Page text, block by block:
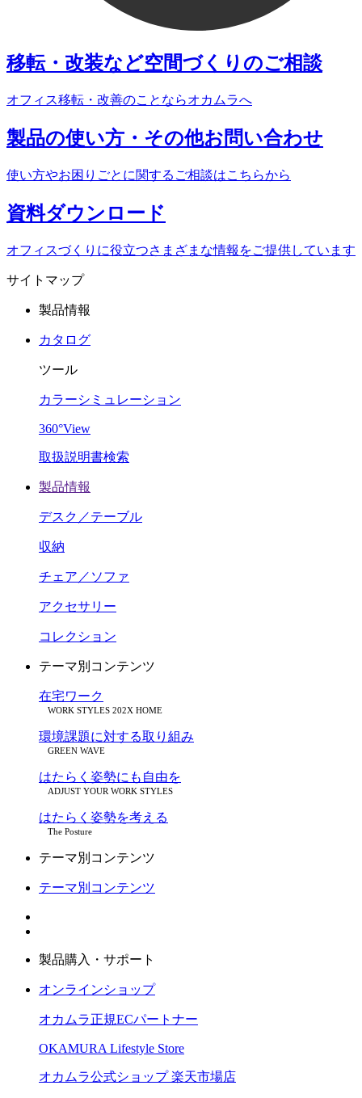
移転・改装など空間づくりのご相談
オフィス移転・改善のことならオカムラへ
製品の使い方・ その他お問い合わせ
使い方やお困りごとに関する ご相談はこちらから
資料ダウンロード
オフィスづくりに役立つさまざまな情報をご提供しています
サイトマップ
製品情報
カタログ
ツール
カラーシミュレーション
360°View
取扱説明書検索
製品情報
デスク／テーブル
収納
チェア／ソファ
アクセサリー
コレクション
テーマ別コンテンツ
在宅ワーク
WORK STYLES 202X HOME
環境課題に対する取り組み
GREEN WAVE
はたらく姿勢にも自由を
ADJUST YOUR WORK STYLES
はたらく姿勢を考える
The Posture
テーマ別コンテンツ
テーマ別コンテンツ
製品購入・サポート
オンラインショップ
オカムラ正規ECパートナー
OKAMURA Lifestyle Store
オカムラ公式ショップ 楽天市場店